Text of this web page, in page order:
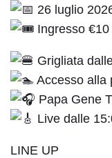
26 luglio
Ingresso
Grigliata
Accesso alla
Papa Gene
Live dalle
LINE UP
Bassa
Alto contrasto